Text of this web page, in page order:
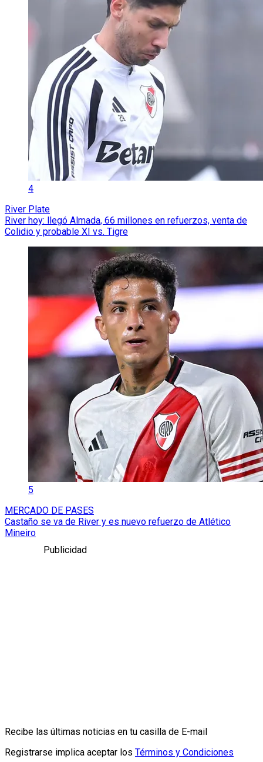
4
River Plate
River hoy: llegó Almada, 66 millones en refuerzos, venta de
Colidio y probable XI vs. Tigre
5
MERCADO DE PASES
Castaño se va de River y es nuevo refuerzo de Atlético
Mineiro
Publicidad
Recibe las últimas noticias en tu casilla de E-mail
Registrarse implica aceptar los Términos y Condiciones